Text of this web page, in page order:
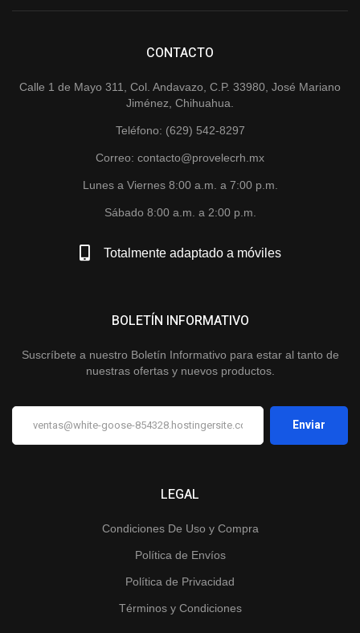
CONTACTO
Calle 1 de Mayo 311, Col. Andavazo, C.P. 33980, José Mariano
Jiménez, Chihuahua.
Teléfono: (629) 542-8297
Correo: contacto@provelecrh.mx
Lunes a Viernes 8:00 a.m. a 7:00 p.m.
Sábado 8:00 a.m. a 2:00 p.m.
Totalmente adaptado a móviles
LEGAL
Condiciones De Uso y Compra
Política de Envíos
Política de Privacidad
Términos y Condiciones
BOLETÍN INFORMATIVO
Suscríbete a nuestro Boletín Informativo para estar al tanto de
nuestras ofertas y nuevos productos.